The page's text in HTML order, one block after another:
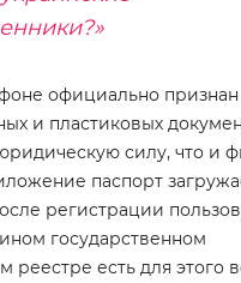
официально
и пластиковых
силу, что и
паспорт
регистрации
государственном
реестре есть для этого